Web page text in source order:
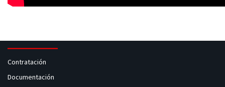
Contratación
Documentación